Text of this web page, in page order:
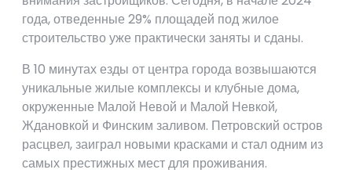
года, отведенные 29% площадей под жилое
строительство уже практически заняты и сданы.
В 10 минутах езды от центра города возвышаются
уникальные жилые комплексы и клубные дома,
окруженные Малой Невой и Малой Невкой,
Ждановкой и Финским заливом. Петровский остров
расцвел, заиграл новыми красками и стал одним из
самых престижных мест для проживания.